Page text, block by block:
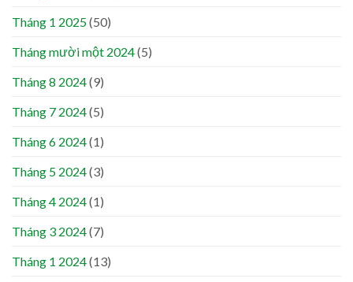
Tháng 1 2025(50)
Tháng mười một 2024(5)
Tháng 8 2024(9)
Tháng 7 2024(5)
Tháng 6 2024(1)
Tháng 5 2024(3)
Tháng 4 2024(1)
Tháng 3 2024(7)
Tháng 1 2024(13)